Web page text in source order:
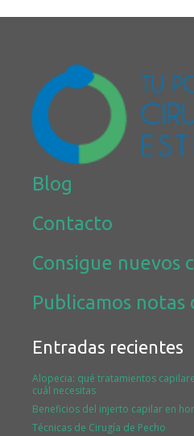
Blog
Contacto
Consigue nuevos
Publicamos notas
Entradas recientes
Alopecia: qué tratamientos
cuál necesitas
Beneficios del injerto capilar en
Técnicas de Cirugía de Pecho